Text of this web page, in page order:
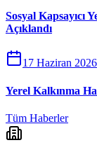
Sosyal Kapsayıcı
Açıklandı
17 Haziran 2026
Yerel Kalkınma
Tüm Haberler